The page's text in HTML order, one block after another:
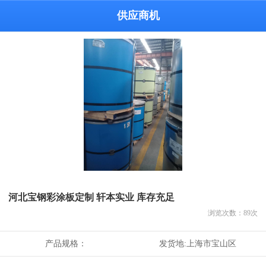
供应商机
河北宝钢彩涂板定制 轩本实业 库存充足
浏览次数： 89次
产品规格： 发货地:上海市宝山区